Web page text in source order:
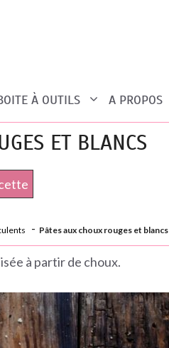
À OUTILS A PROPOS
ET BLANCS
Pâtes aux choux rouges et blancs
à partir de choux.